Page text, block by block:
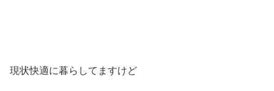
現状快適に暮らしてますけど